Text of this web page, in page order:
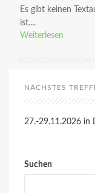
Es gibt keinen
ist....
Weiterlesen
NÄCHSTES
27.-29.11.2026 in
Suchen